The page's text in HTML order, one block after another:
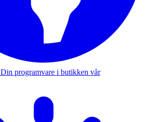
Din programvare i butikken vår